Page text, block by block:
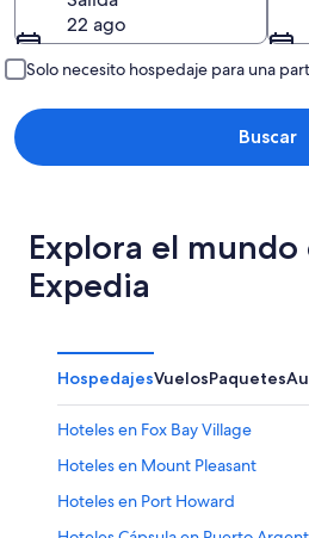
22 ago
Solo necesito hospedaje para una
Buscar
Explora el mundo
Expedia
HospedajesVuelosPaquetes
Hoteles en Fox Bay Village
Hoteles en Mount Pleasant
Hoteles en Port Howard